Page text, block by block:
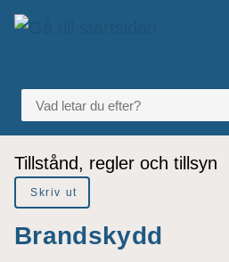
Gå till innehåll
till sidomeny
VAD LETAR DU EFTER?
Du är här:
Tillstånd, regler och tillsyn
Skriv ut
Brandskydd